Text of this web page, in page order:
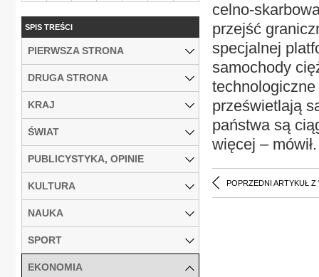
celno-
przejść
specjalnej
samochody
prześwietlają
państwa są
więcej –
POPRZEDNI ARTYKUŁ Z
SPIS TREŚCI
PIERWSZA STRONA
DRUGA STRONA
KRAJ
ŚWIAT
PUBLICYSTYKA, OPINIE
KULTURA
NAUKA
SPORT
EKONOMIA